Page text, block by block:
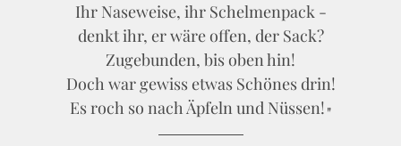
Ihr Naseweise, ihr Schelmenpack -
denkt ihr, er wäre offen, der Sack?
Zugebunden, bis oben hin!
Doch war gewiss etwas Schönes drin!
Es roch so nach Äpfeln und Nüssen!